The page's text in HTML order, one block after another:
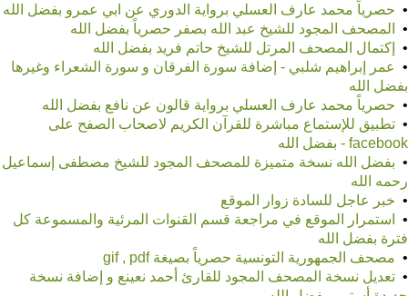
• حصرياً محمد عارف العسلي برواية الدوري عن ابي عمرو بفضل الله
• المصحف المجود للشيخ عبد الله بصفر حصرياً بفضل الله
• إكتمال المصحف المرتل للشيخ حاتم فريد بفضل الله
• عمر إبراهيم شلبي - إضافة سورة الفرقان و سورة الشعراء وغيرها
بفضل الله
• حصرياً محمد عارف العسلي برواية قالون عن نافع بفضل الله
• تطبيق للإستماع مباشرة للقرآن الكريم لاصحاب الصفح على
facebook - بفضل الله
• بفضل الله نسخة متميزة للمصحف المجود للشيخ مصطفى إسماعيل
رحمه الله
• خبر عاجل للسادة زوار الموقع
•
استمرار الموقع في مراجعة قسم القنوات المرئية والمسموعة كل
فترة بفضل الله
• مصحف الجمهورية التونسية حصرياً بصيغة gif , pdf
• تعديل نسخة المصحف المجود للقارئ أحمد نعينع و إضافة نسخة